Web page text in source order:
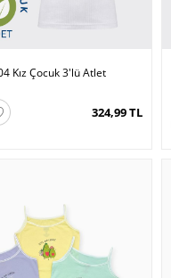
Kız Çocuk 3'lü Atlet
324,99 TL